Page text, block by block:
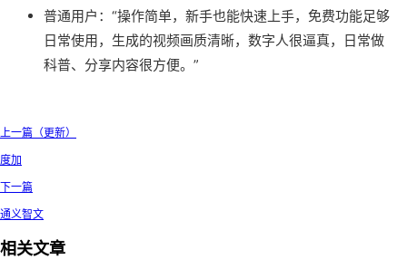
普通用户：“操作简单，新手也能快速上手，免费功能足够
日常使用，生成的视频画质清晰，数字人很逼真，日常做
科普、分享内容很方便。”
上一篇（更新）
度加
下一篇
通义智文
相关文章